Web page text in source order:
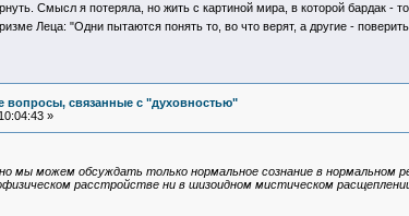
Смысл я потеряла, но жить с картиной мира, в которой бардак
Леца: "Одни пытаются понять то, во что верят, а другие -
вопросы, связанные с "духовностью"
»
мы можем обсуждать только нормальное сознание в нормальном
расстройстве ни в шизоидном мистическом